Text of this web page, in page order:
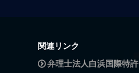
関連リンク
弁理士法人白浜国際特許